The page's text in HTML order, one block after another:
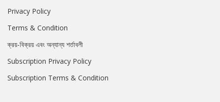
Privacy Policy
Terms & Condition
ক্রয়-বিক্রয় এবং অন্যান্য শর্তাবলী
Subscription Privacy Policy
Subscription Terms & Condition